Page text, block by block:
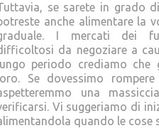
se sarete in grado
anche alimentare la
I mercati dei
da negoziare a
periodo crediamo
Se dovessimo
una
Vi suggeriamo di
quando le cose